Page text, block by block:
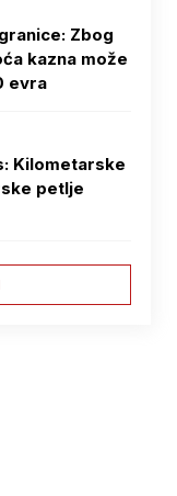
Zbog
kazna može
evra
Kilometarske
petlje